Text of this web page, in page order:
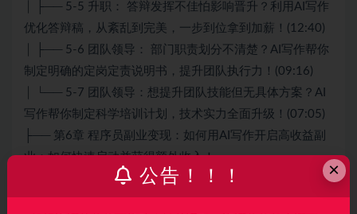
│ ├── 5-5 升职： 答辩发挥不佳怕影响晋升？利用AI写作
优化答辩稿，从紊乱到完美，一步到位拿到加薪！(12:40)
│ ├── 5-6 团队领导： 部门职责划分不清楚？AI写作帮你
制定明确的定岗定责说明书，提升团队执行力！(09:16)
│ └── 5-7 团队领导：想提升团队技能但无具体方案？AI
写作帮你制定科学培训计划，技术实力全面升级！(07:05)
├── 第6章 程序员副业变现：如何用AI写作开启高收益副
业：如何快速启动并获得额外收入！
│ ├── 6-1 靠谱副业选择难？AI写作指导找到最适合程序
员的8种赚钱路径！(07:48)
×
公告！！！